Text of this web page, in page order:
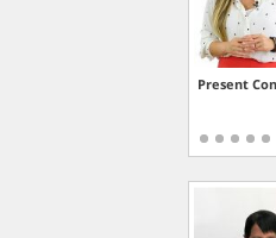
Present